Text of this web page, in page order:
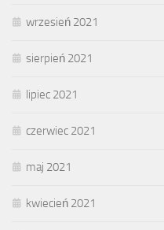
wrzesień 2021
sierpień 2021
lipiec 2021
czerwiec 2021
maj 2021
kwiecień 2021